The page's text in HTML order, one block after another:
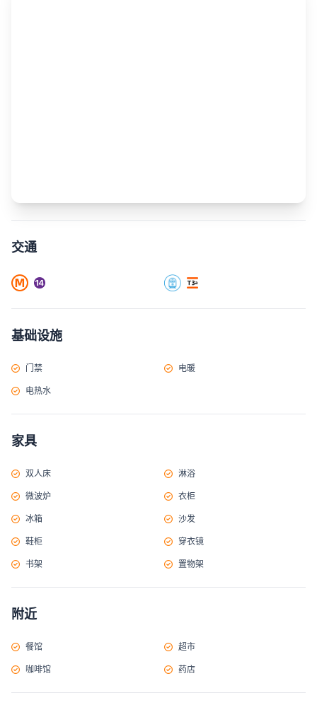
交通
基础设施
门禁 电暖
电热水
家具
双人床 淋浴
微波炉 衣柜
冰箱 沙发
鞋柜 穿衣镜
书架 置物架
附近
餐馆 超市
咖啡馆 药店